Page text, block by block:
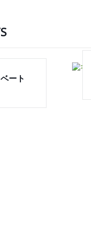
ート